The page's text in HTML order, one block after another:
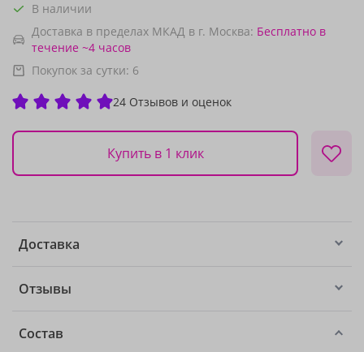
В наличии
Доставка в пределах МКАД в г. Москва: Бесплатно в
течение ~4 часов
Покупок за сутки: 6
24 Отзывов и оценок
Купить в 1 клик
Доставка
Отзывы
Состав